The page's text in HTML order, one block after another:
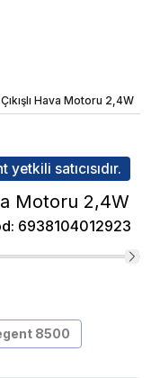
Hava Motoru 2,4W
yetkili satıcısıdır.
Motoru 2,4W
: 6938104012923
8500